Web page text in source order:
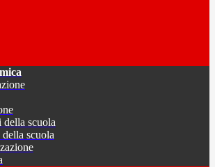
della scuola
scuola